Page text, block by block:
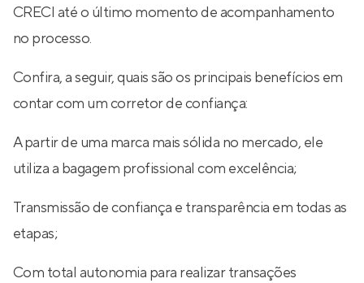
CRECI até o último momento de acompanhamento
no processo.
Confira, a seguir, quais são os principais benefícios em
contar com um corretor de confiança:
A partir de uma marca mais sólida no mercado, ele
utiliza a bagagem profissional com excelência;
Transmissão de confiança e transparência em todas as
etapas;
Com total autonomia para realizar transações